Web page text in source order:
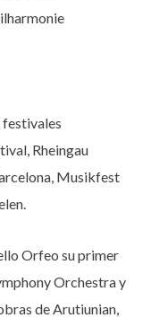
festivales
Rheingau
Musikfest
Orfeo su primer
Orchestra y
de Arutiunian,